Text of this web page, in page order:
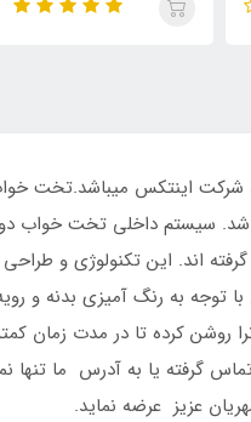
سیستم داخلی تخت خواب
اند. این تکنولوژی و
به رنگ آمیزی بدنه و
از محصولات اینتکس با شماره